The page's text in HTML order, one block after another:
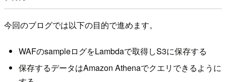
今回のブログでは以下の目的で進めます。
WAFのsampleログをLambdaで取得しS3に保存する
保存するデータはAmazon Athenaでクエリできるように